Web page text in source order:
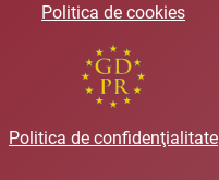
Politica de cookies
Politica de confidenţialitate